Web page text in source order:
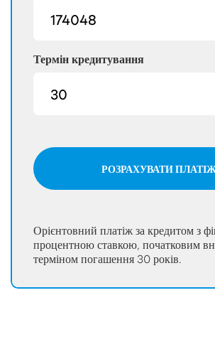
Термін кредитування
РОЗРАХУВАТИ
Орієнтовний платіж за кредитом з
процентною ставкою, початковим
терміном погашення 30 років.